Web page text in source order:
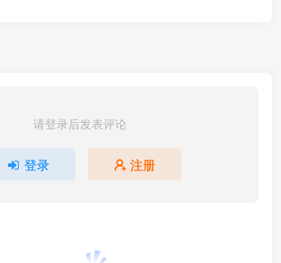
请登录后发表评论
登录 注册